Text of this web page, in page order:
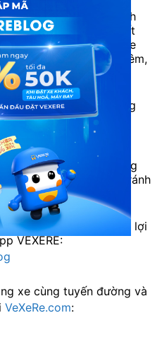
lạnh trong suốt hành
xe giường nằm chất
thoải mái khi đi trên xe
thống xe mới, nệm êm,
để chân dài.
chạy đường dài không
tình.
lượng vé thường hết
Bạn nên liên hệ tổng
trực tuyến trước để tránh
trải nghiệm đặt vé tiện lợi
VEXERE:
xe cùng tuyến đường và
VeXeRe.com: